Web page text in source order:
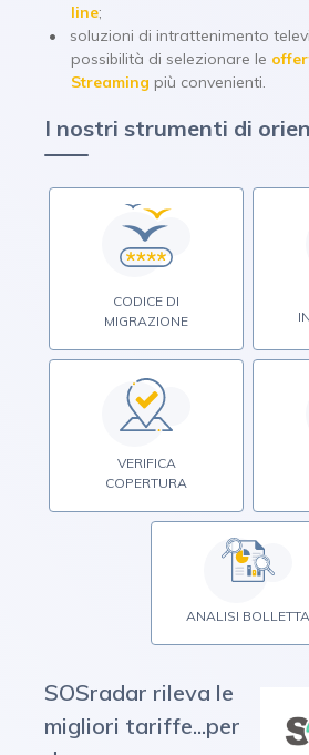
line;
soluzioni di intrattenimento
possibilità di selezionare le
Streaming più convenienti.
I nostri strumenti di
CODICE DI
MIGRAZIONE
VERIFICA
COPERTURA
ANALISI BOLLETTA
SOSradar rileva le
migliori tariffe...per